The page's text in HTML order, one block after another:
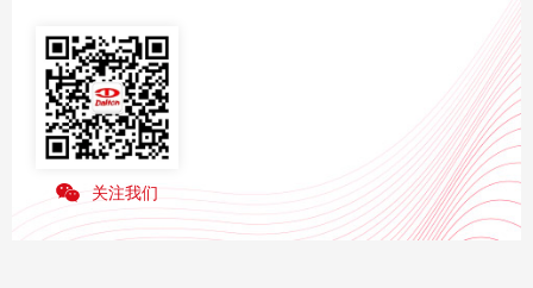
关注我们